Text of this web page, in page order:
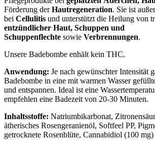
Förderung derHautregeneration. Sie ist
bei Cellulitis und unterstützt die Heilung von
entzündlicher Haut, Schuppen und
Schuppenflechte sowie Verbrennungen.
Unsere Badebombe enhält kein THC.
Anwendung: Je nach gewünschter Intensität
Badebombe in eine mit warmen Wasser
und entspannen. Ideal ist eine
empfehlen eine Badezeit von 20-30 Minuten.
Inhaltsstoffe: Natriumbikarbonat,
ätherisches Rosengeranienöl, Softfeel PP,
getrocknete Rosenblüte, Cannabidiol (100 mg)